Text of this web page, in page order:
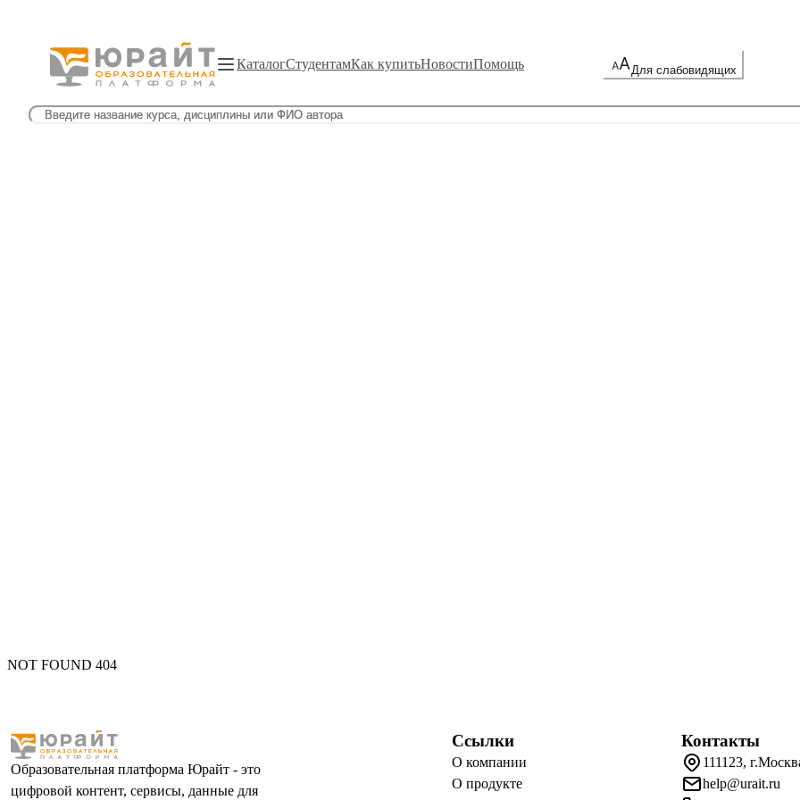
КаталогСтудентамКак купитьНовостиПомощь Для слабовидящих
NOT FOUND 404
Образовательная платформа Юрайт - это
цифровой контент, сервисы, данные для
Ссылки
О компании
О продукте
Контакты
111123,
help@urait.ru